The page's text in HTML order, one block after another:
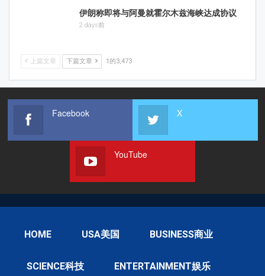
伊朗称即将与阿曼就霍尔木兹海峡达成协议
2 days前
上篇文章 下篇文章 1的3,473
Facebook X
YouTube
HOME USA美国 BUSINESS商业
SCIENCE科技 ENTERTAINMENT娱乐